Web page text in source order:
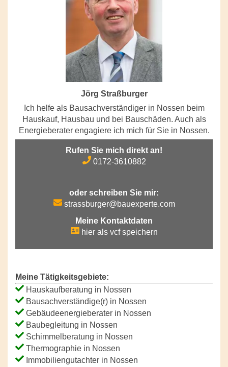
Jörg Straßburger
Ich helfe als Bausachverständiger in Nossen beim
Hauskauf, Hausbau und bei Bauschäden. Auch als
Energieberater engagiere ich mich für Sie in Nossen.
Rufen Sie mich direkt an!
0172-3610882
oder schreiben Sie mir:
strassburger@bauexperte.com
Meine Kontaktdaten
hier als vcf speichern
Meine Tätigkeitsgebiete:
Hauskaufberatung in Nossen
Bausachverständige(r) in Nossen
Gebäudeenergieberater in Nossen
Baubegleitung in Nossen
Schimmelberatung in Nossen
Thermographie in Nossen
Immobiliengutachter in Nossen